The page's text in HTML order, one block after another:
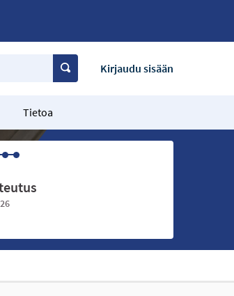
Kirjaudu sisään
Tietoa